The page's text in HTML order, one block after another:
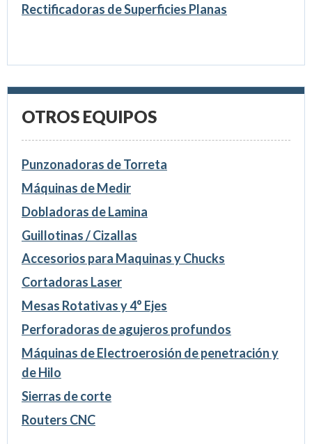
Rectificadoras de Superficies Planas
OTROS EQUIPOS
Punzonadoras de Torreta
Máquinas de Medir
Dobladoras de Lamina
Guillotinas / Cizallas
Accesorios para Maquinas y Chucks
Cortadoras Laser
Mesas Rotativas y 4° Ejes
Perforadoras de agujeros profundos
Máquinas de Electroerosión de penetración y
de Hilo
Sierras de corte
Routers CNC